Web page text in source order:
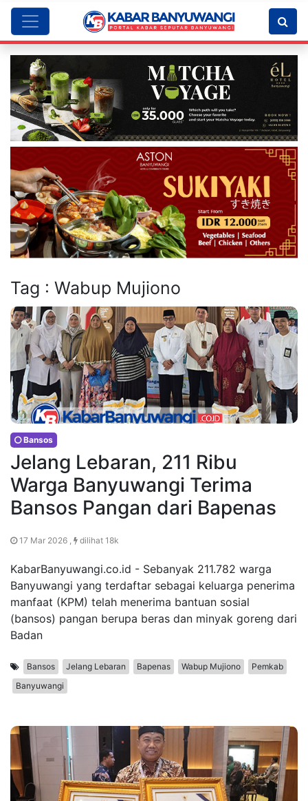
Tag : Wabup Mujiono
Bansos
Jelang Lebaran, 211 Ribu
Warga Banyuwangi Terima
Bansos Pangan dari Bapenas
17 Mar 2026 , dilihat 18k
KabarBanyuwangi.co.id - Sebanyak 211.782 warga
Banyuwangi yang terdaftar sebagai keluarga penerima
manfaat (KPM) telah menerima bantuan sosial
(bansos) pangan berupa beras dan minyak goreng dari
Badan
Bansos Jelang Lebaran Bapenas Wabup Mujiono
Pemkab
Banyuwangi